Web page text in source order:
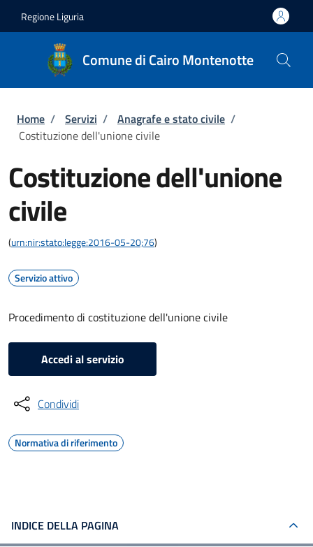
Regione Liguria
Comune di Cairo Montenotte
Briciole di pane
Home / Servizi / Anagrafe e stato civile /
Costituzione dell'unione civile
Costituzione dell'unione
civile
(urn:nir:stato:legge:2016-05-20;76)
Servizio attivo
Procedimento di costituzione dell'unione civile
Accedi al servizio
Condividi
Normativa di riferimento
INDICE DELLA PAGINA